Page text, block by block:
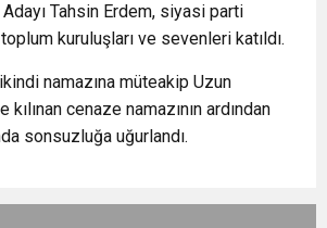
YARDIMCISI BALCI, ZGC’Yİ
Tahsin Erdem, siyasi parti
kuruluşları ve sevenleri katıldı.
namazına müteakip Uzun
kılınan cenaze namazının ardından
sonsuzluğa uğurlandı.